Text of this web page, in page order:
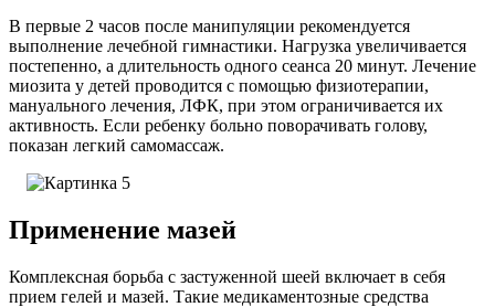
В первые 2 часов после манипуляции рекомендуется
выполнение лечебной гимнастики. Нагрузка увеличивается
постепенно, а длительность одного сеанса 20 минут. Лечение
миозита у детей проводится с помощью физиотерапии,
мануального лечения, ЛФК, при этом ограничивается их
активность. Если ребенку больно поворачивать голову,
показан легкий самомассаж.
Применение мазей
Комплексная борьба с застуженной шеей включает в себя
прием гелей и мазей. Такие медикаментозные средства